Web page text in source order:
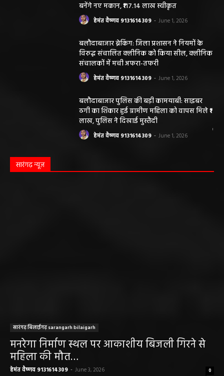
बनेंगे नए मकान, ₹117.14 लाख स्वीकृत
हेमंत वैष्णव 9131614309 - June 1, 2026
बलौदाबाजार ब्रेकिंग: जिला प्रशासन ने नियमों के
विरुद्ध संचालित क्लीनिक को किया सील, क्लीनिक
संचालकों में मची अफरा-तफरी
हेमंत वैष्णव 9131614309 - June 1, 2026
बलौदाबाजार पुलिस की बड़ी कामयाबी: साइबर
ठगी का शिकार हुई ग्रामीण महिला को वापस मिले ₹1
लाख, पुलिस ने दिखाई मुस्तैदी
हेमंत वैष्णव 9131614309 - June 1, 2026
सारंगढ़ न्यूज़
सारंगढ़ बिलाईगढ़ sarangarh bilaigarh
मनरेगा निर्माण स्थल पर आकाशीय बिजली गिरने से
महिला की मौत…
हेमंत वैष्णव 9131614309 - June 3, 2026 0